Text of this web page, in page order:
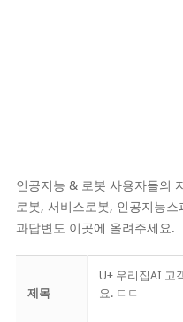
인공지능 & 로봇 사용자들의
로봇, 서비스로봇, 인공지능
과답변도 이곳에 올려주세요.
제목
U+ 우리집AI 고
요. ㄷㄷ